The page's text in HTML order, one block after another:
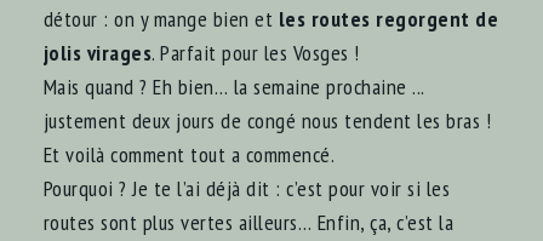
détour : on y mange bien et les routes regorgent de
jolis virages. Parfait pour les Vosges !
Mais quand ? Eh bien… la semaine prochaine ...
justement deux jours de congé nous tendent les bras !
Et voilà comment tout a commencé.
Pourquoi ? Je te l’ai déjà dit : c’est pour voir si les
routes sont plus vertes ailleurs… Enfin, ça, c’est la